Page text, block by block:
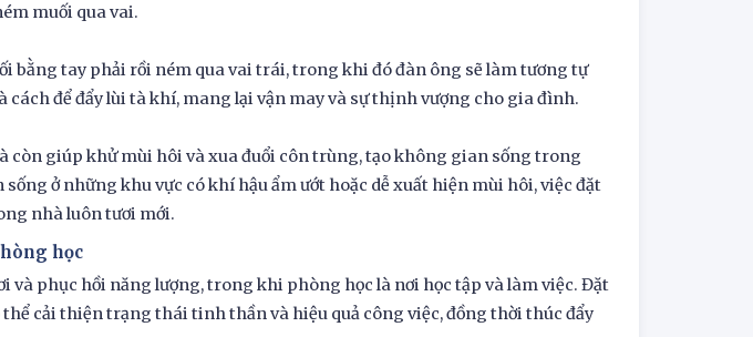
muối qua vai.
bằng tay phải rồi ném qua vai trái, trong khi đó đàn ông sẽ làm tương tự
để đẩy lùi tà khí, mang lại vận may và sự thịnh vượng cho gia đình.
còn giúp khử mùi hôi và xua đuổi côn trùng, tạo không gian sống trong
sống ở những khu vực có khí hậu ẩm ướt hoặc dễ xuất hiện mùi hôi, việc đặt
nhà luôn tươi mới.
học
và phục hồi năng lượng, trong khi phòng học là nơi học tập và làm việc. Đặt
cải thiện trạng thái tinh thần và hiệu quả công việc, đồng thời thúc đẩy